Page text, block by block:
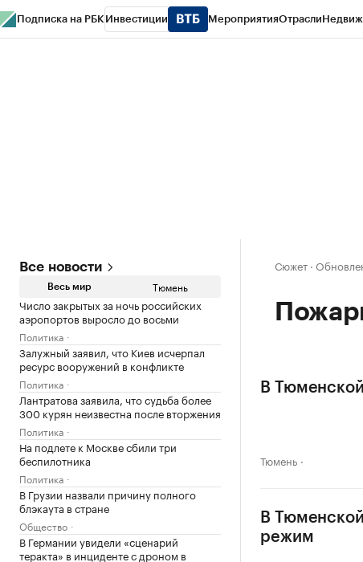
Подписка на РБК Инвестиции МероприятияОтрасли
Все новости
Весь мир Тюмень
Число закрытых за ночь российских
аэропортов выросло до восьми
Политика
Залужный заявил, что Киев исчерпал
ресурс вооружений в конфликте
Политика
Лантратова заявила, что судьба более
300 курян неизвестна после вторжения
Политика
На подлете к Москве сбили три
беспилотника
Политика
В Грузии назвали причину полного
блэкаута в стране
Общество
В Германии увидели «сценарий
теракта» в инциденте с дроном в
Сюжет ·
В
Тюмень
В
режим